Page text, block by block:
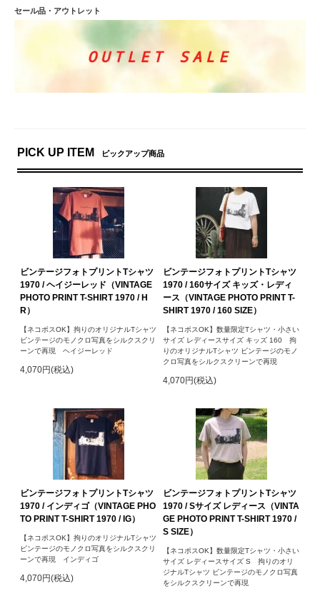
セール品・アウトレット
PICK UP ITEM ピックアップ商品
ビンテージフォトプリントTシャツ
1970 / ヘイジーレッド（VINTAGE
PHOTO PRINT T-SHIRT 1970 / H
R）
【ネコポスOK】拘りのオリジナルTシャツ
ビンテージのモノクロ写真をシルクスクリ
ーンで再現 ヘイジーレッド
4,070円(税込)
ビンテージフォトプリントTシャツ
1970 / 160サイズ キッズ・レディ
ース（VINTAGE PHOTO PRINT T-
SHIRT 1970 / 160 SIZE）
【ネコポスOK】数量限定Tシャツ・小さい
サイズ レディースサイズ キッズ 160 拘
りのオリジナルTシャツ ビンテージのモノ
クロ写真をシルクスクリーンで再現
4,070円(税込)
ビンテージフォトプリントTシャツ
1970 / インディゴ（VINTAGE PHO
TO PRINT T-SHIRT 1970 / IG）
【ネコポスOK】拘りのオリジナルTシャツ
ビンテージのモノクロ写真をシルクスクリ
ーンで再現 インディゴ
4,070円(税込)
ビンテージフォトプリントTシャツ
1970 / Sサイズ レディース（VINTA
GE PHOTO PRINT T-SHIRT 1970 /
S SIZE）
【ネコポスOK】数量限定Tシャツ・小さい
サイズ レディースサイズ S 拘りのオリ
ジナルTシャツ ビンテージのモノクロ写真
をシルクスクリーンで再現